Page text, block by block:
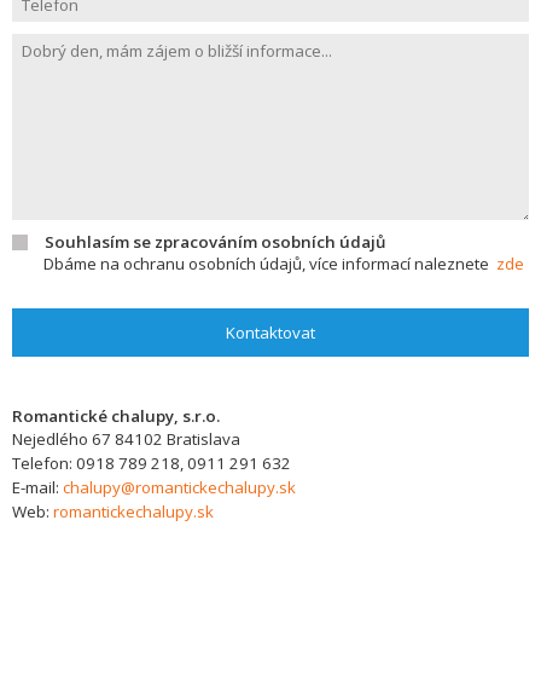
Souhlasím se zpracováním osobních údajů
Dbáme na ochranu osobních údajů, více informací naleznete zde
Kontaktovat
Romantické chalupy, s.r.o.
Nejedlého 67 84102 Bratislava
Telefon: 0918 789 218, 0911 291 632
E-mail: chalupy@romantickechalupy.sk
Web: romantickechalupy.sk